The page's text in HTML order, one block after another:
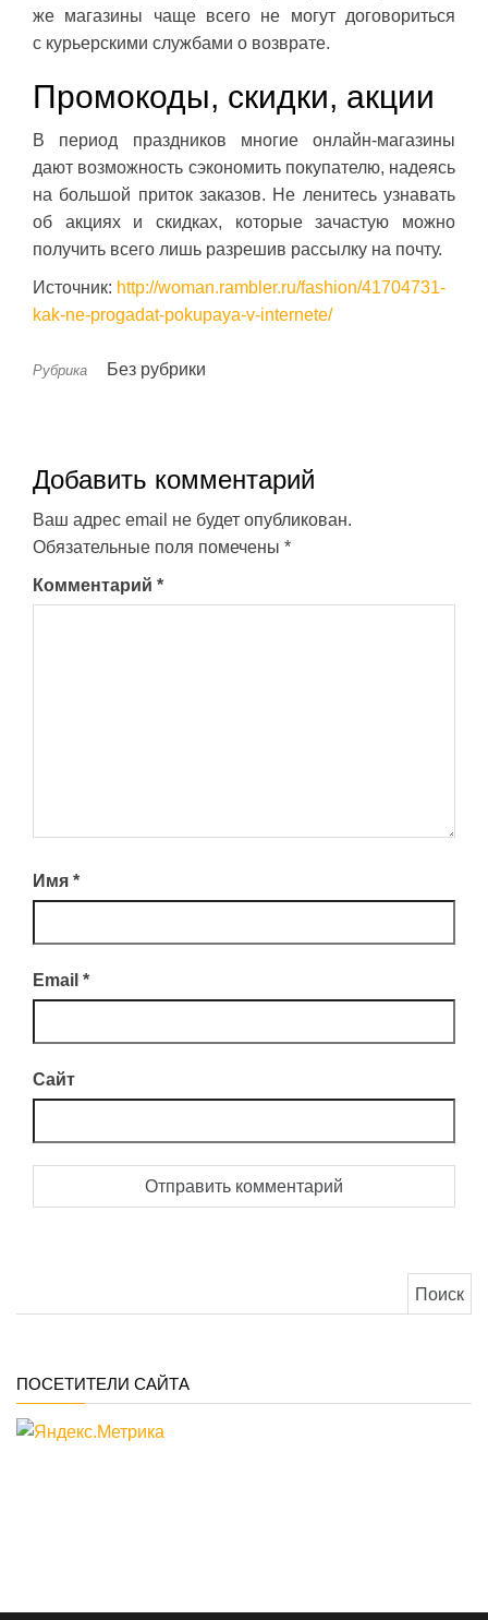
же магазины чаще всего не могут договориться
с курьерскими службами о возврате.
Промокоды, скидки, акции
В период праздников многие онлайн-магазины
дают возможность сэкономить покупателю, надеясь
на большой приток заказов. Не ленитесь узнавать
об акциях и скидках, которые зачастую можно
получить всего лишь разрешив рассылку на почту.
Источник: http://woman.rambler.ru/fashion/41704731-
kak-ne-progadat-pokupaya-v-internete/
Рубрика Без рубрики
Добавить комментарий
Ваш адрес email не будет опубликован.
Обязательные поля помечены *
Комментарий *
Имя *
Email *
Сайт
ПОСЕТИТЕЛИ САЙТА